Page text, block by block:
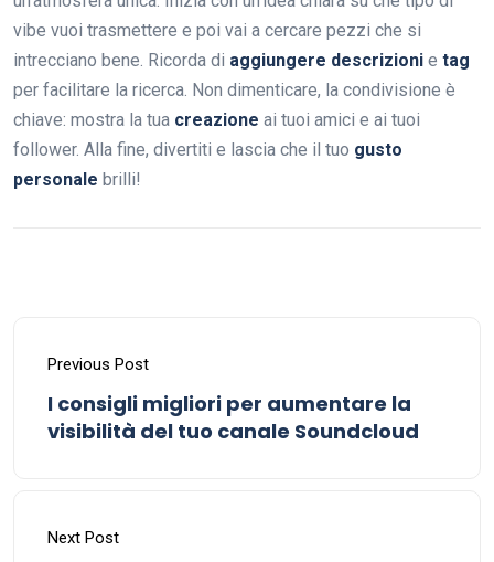
vibe vuoi trasmettere e poi vai a cercare pezzi che si
intrecciano bene. Ricorda di aggiungere descrizioni e tag
per facilitare la ricerca. Non dimenticare, la condivisione è
chiave: mostra la tua creazione ai tuoi amici e ai tuoi
follower. Alla fine, divertiti e lascia che il tuo gusto
personale brilli!
Previous Post
I consigli migliori per aumentare la
visibilità del tuo canale Soundcloud
Next Post